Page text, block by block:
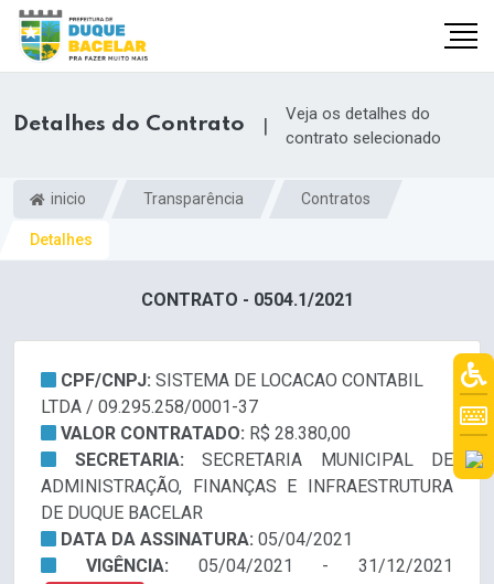
Detalhes do Contrato |
Veja os detalhes do
contrato selecionado
inicio Transparência Contratos
Detalhes
CONTRATO - 0504.1/2021
CPF/CNPJ: SISTEMA DE LOCACAO CONTABIL
LTDA / 09.295.258/0001-37
VALOR CONTRATADO: R$ 28.380,00
SECRETARIA: SECRETARIA MUNICIPAL DE
ADMINISTRAÇÃO, FINANÇAS E INFRAESTRUTURA
DE DUQUE BACELAR
DATA DA ASSINATURA: 05/04/2021
VIGÊNCIA: 05/04/2021 - 31/12/2021